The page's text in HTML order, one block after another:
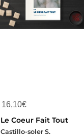
16,10€
Le Coeur Fait Tout
Castillo-soler S.